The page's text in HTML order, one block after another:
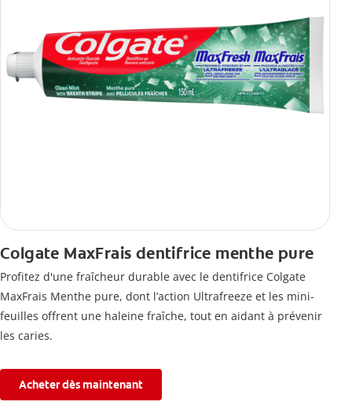
Colgate MaxFrais dentifrice menthe pure
Profitez d'une fraîcheur durable avec le dentifrice Colgate
MaxFrais Menthe pure, dont l’action Ultrafreeze et les mini-
feuilles offrent une haleine fraîche, tout en aidant à prévenir
les caries.
Acheter dès maintenant